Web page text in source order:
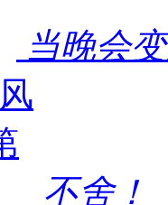
当晚会
不舍！